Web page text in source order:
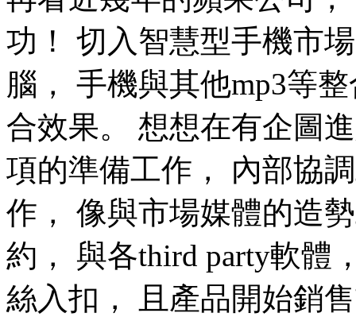
功！ 切入智慧型手機市
腦， 手機與其他mp3等
合效果。 想想在有企圖
項的準備工作， 內部協
作， 像與市場媒體的造
約， 與各third party軟體
絲入扣， 且產品開始銷